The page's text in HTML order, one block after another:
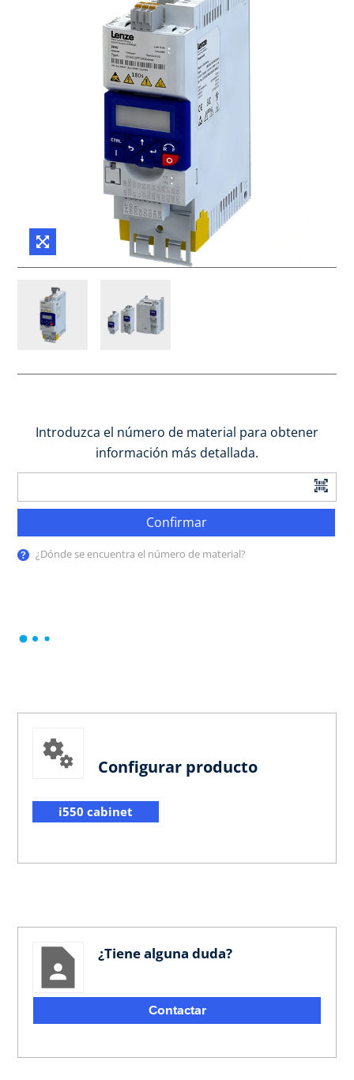
Introduzca el número de material para obtener
información más detallada.
Confirmar
¿Dónde se encuentra el número de material?
Configurar producto
i550 cabinet
¿Tiene alguna duda?
Contactar